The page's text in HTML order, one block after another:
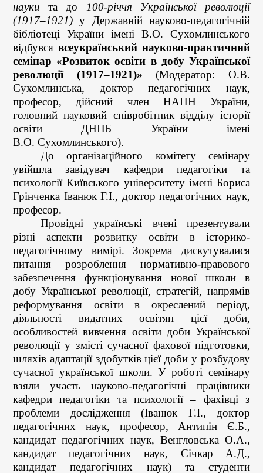
науки та до
100-річчя Української революції
(1917–1921) у Державній науково-педагогічній
бібліотеці України імені В.О. Сухомлинського
відбувся всеукраїнський науково-практичний
семінар «Розвиток освіти в добу Української
революції (1917–1921)»(Модератор: О.В.
Сухомлинська, доктор педагогічних наук,
професор, дійсний член НАПН України,
головний науковий співробітник відділу історії
освіти ДНПБ України імені
В.О. Сухомлинського).
До організаційного комітету семінару
увійшла завідувач кафедри педагогіки та
психології Київського університету імені Бориса
Грінченка Іванюк Г.І., доктор педагогічних наук,
професор.
Провідні українські вчені презентували
різні аспекти розвитку освіти в історико-
педагогічному вимірі. Зокрема дискутувалися
питання розроблення нормативно-правового
забезпечення функціонування нової школи в
добу Української революції, стратегій, напрямів
реформування освіти в окреслений період,
діяльності видатних освітян цієї доби,
особливостей вивчення освіти доби Української
революції у змісті сучасної фахової підготовки,
шляхів адаптації здобутків цієї доби у розбудову
сучасної української школи. У роботі семінару
взяли участь науково-педагогічні працівники
кафедри педагогіки та психології – фахівці з
проблеми дослідження (Іванюк Г.І., доктор
педагогічних наук, професор, Антипін Є.Б.,
кандидат педагогічних наук, Венгловська О.А.,
кандидат педагогічних наук, Січкар А.Д.,
кандидат педагогічних наук) та студенти